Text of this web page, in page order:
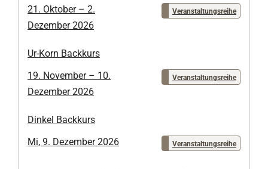
21. Oktober – 2.
Dezember 2026
Veranstaltungsreihe
Ur-Korn Backkurs
19. November – 10.
Dezember 2026
Veranstaltungsreihe
Dinkel Backkurs
Mi, 9. Dezember 2026
Veranstaltungsreihe